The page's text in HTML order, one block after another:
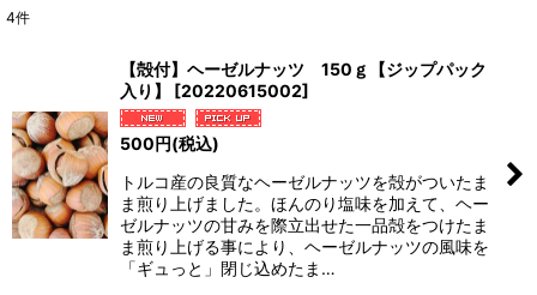
4件
【殻付】ヘーゼルナッツ 150ｇ【ジップパック
入り】
[20220615002]
500円(税込)
トルコ産の良質なヘーゼルナッツを殻がついたま
ま煎り上げました。ほんのり塩味を加えて、ヘー
ゼルナッツの甘みを際立出せた一品殻をつけたま
ま煎り上げる事により、ヘーゼルナッツの風味を
「ギュっと」閉じ込めたま…